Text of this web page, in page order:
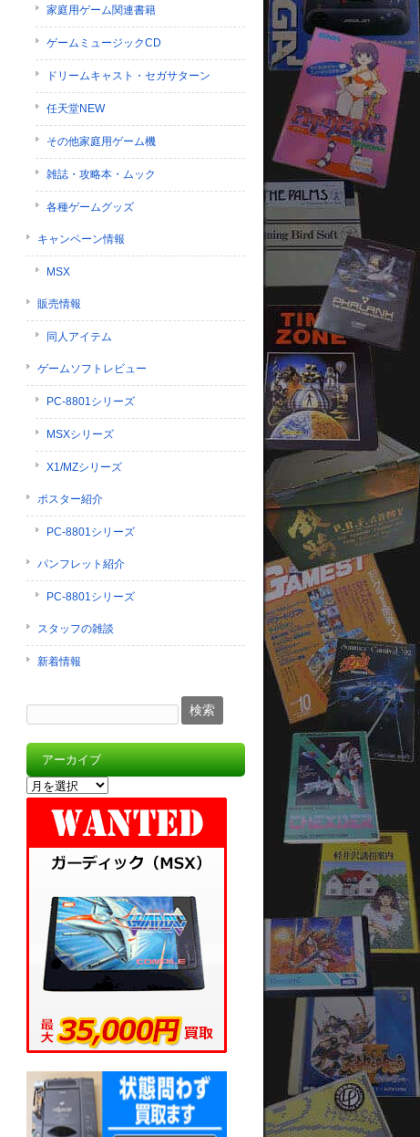
家庭用ゲーム関連書籍
ゲームミュージックCD
ドリームキャスト・セガサターン
任天堂NEW
その他家庭用ゲーム機
雑誌・攻略本・ムック
各種ゲームグッズ
キャンペーン情報
MSX
販売情報
同人アイテム
ゲームソフトレビュー
PC-8801シリーズ
MSXシリーズ
X1/MZシリーズ
ポスター紹介
PC-8801シリーズ
パンフレット紹介
PC-8801シリーズ
スタッフの雑談
新着情報
アーカイブ